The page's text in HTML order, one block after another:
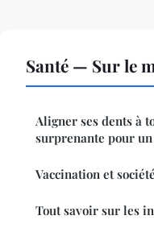
Santé — Sur le
Aligner ses dents à
surprenante pour
Vaccination et
Tout savoir sur les